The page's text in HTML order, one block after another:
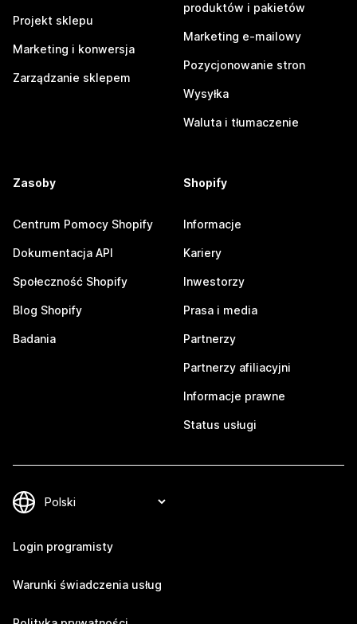
Projekt sklepu
Marketing i konwersja
Zarządzanie sklepem
produktów i pakietów
Marketing e-mailowy
Pozycjonowanie stron
Wysyłka
Waluta i tłumaczenie
Zasoby
Centrum Pomocy Shopify
Dokumentacja API
Społeczność Shopify
Blog Shopify
Badania
Shopify
Informacje
Kariery
Inwestorzy
Prasa i media
Partnerzy
Partnerzy afiliacyjni
Informacje prawne
Status usługi
Login programisty
Warunki świadczenia usług